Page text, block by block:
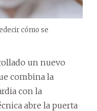
cómo se
un nuevo
combina la
con la
abre la puerta